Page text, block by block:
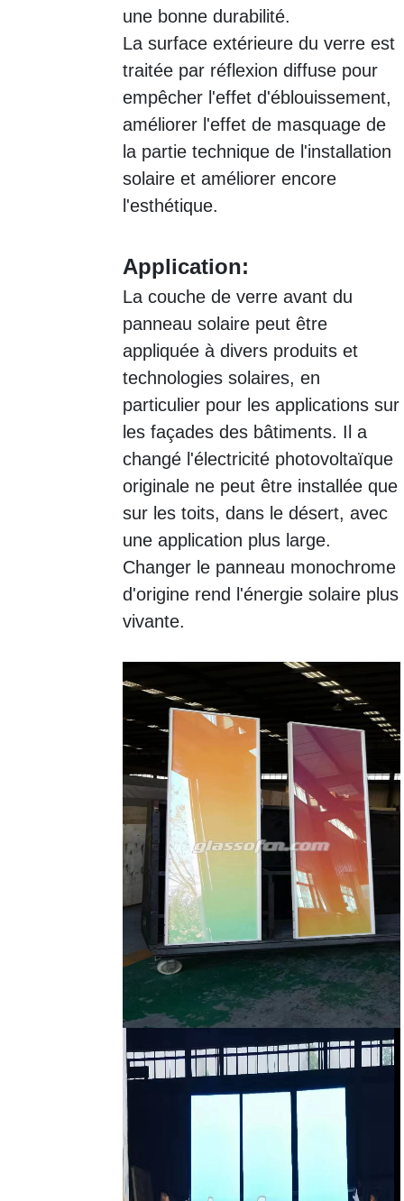
une bonne durabilité.
La surface extérieure du verre est
traitée par réflexion diffuse pour
empêcher l'effet d'éblouissement,
améliorer l'effet de masquage de
la partie technique de l'installation
solaire et améliorer encore
l'esthétique.
Application:
La couche de verre avant du
panneau solaire peut être
appliquée à divers produits et
technologies solaires, en
particulier pour les applications sur
les façades des bâtiments. Il a
changé l'électricité photovoltaïque
originale ne peut être installée que
sur les toits, dans le désert, avec
une application plus large.
Changer le panneau monochrome
d'origine rend l'énergie solaire plus
vivante.